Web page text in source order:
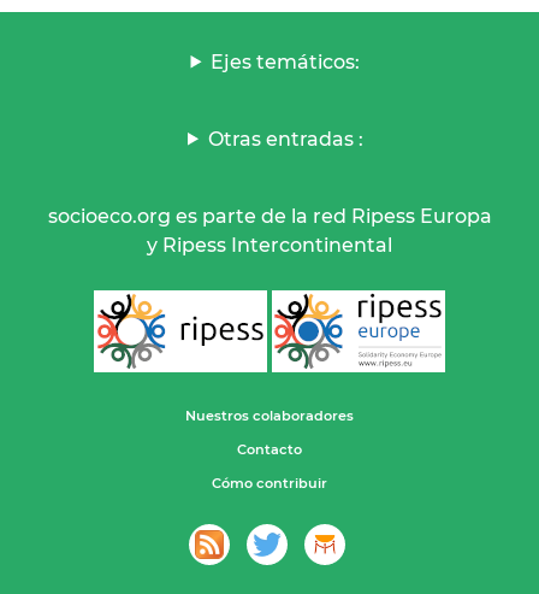
Ejes temáticos:
Otras entradas :
socioeco.org es parte de la red Ripess Europa
y Ripess Intercontinental
Nuestros colaboradores
Contacto
Cómo contribuir